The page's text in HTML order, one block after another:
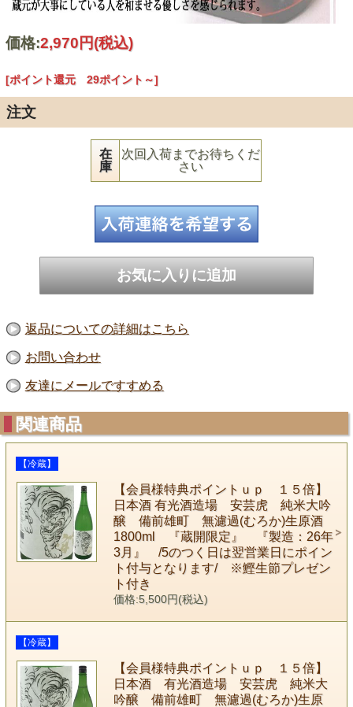
価格:2,970円(税込)
[ポイント還元 29ポイント～]
注文
在
庫
次回入荷までお待ちくだ
さい
返品についての詳細はこちら
お問い合わせ
友達にメールですすめる
関連商品
【冷蔵】
【会員様特典ポイントｕｐ １５倍】
日本酒 有光酒造場 安芸虎 純米大吟
醸 備前雄町 無濾過(むろか)生原酒
1800ml 『蔵開限定』 『製造：26年
3月』 /5のつく日は翌営業日にポイン
ト付与となります/ ※鰹生節プレゼン
ト付き
価格:5,500円(税込)
【冷蔵】
【会員様特典ポイントｕｐ １５倍】
日本酒 有光酒造場 安芸虎 純米大
吟醸 備前雄町 無濾過(むろか)生原